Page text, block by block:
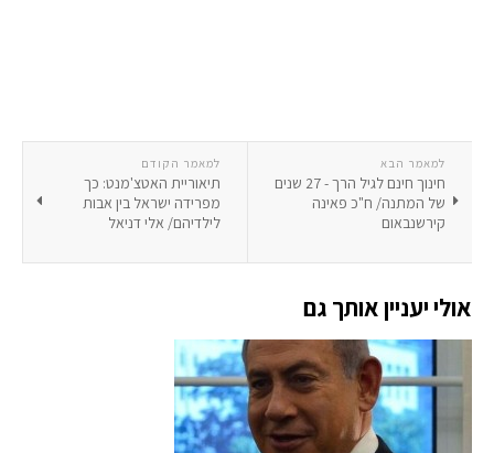
למאמר הקודם
תיאוריית האטצ'מנט: כך
מפרידה ישראל בין אבות
לילדיהם/ אלי דניאל
למאמר הבא
חינוך חינם לגיל הרך - 27 שנים
של המתנה/ ח"כ פאינה
קירשנבאום
אולי יעניין אותך גם